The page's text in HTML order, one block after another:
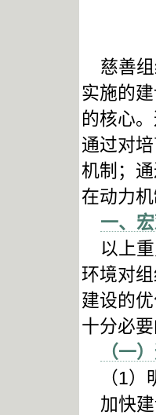
慈善组
实施的
的核心
通过对
机制；
在动力机
一、
以上重
环境对
建设的
十分必要
（一
（1）
加快建